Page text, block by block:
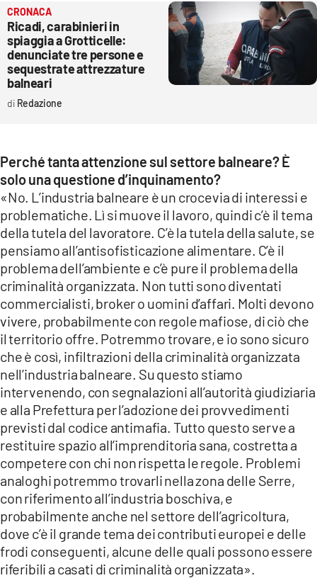
CRONACA
Ricadi, carabinieri in
spiaggia a Grotticelle:
denunciate tre persone e
sequestrate attrezzature
balneari
Redazione
Perché tanta attenzione sul settore balneare? È
solo una questione d’inquinamento?
«No. L’industria balneare è un crocevia di interessi e
problematiche. Lì si muove il lavoro, quindi c’è il tema
della tutela del lavoratore. C’è la tutela della salute, se
pensiamo all’antisofisticazione alimentare. C’è il
problema dell’ambiente e c’è pure il problema della
criminalità organizzata. Non tutti sono diventati
commercialisti, broker o uomini d’affari. Molti devono
vivere, probabilmente con regole mafiose, di ciò che
il territorio offre. Potremmo trovare, e io sono sicuro
che è così, infiltrazioni della criminalità organizzata
nell’industria balneare. Su questo stiamo
intervenendo, con segnalazioni all’autorità giudiziaria
e alla Prefettura per l’adozione dei provvedimenti
previsti dal codice antimafia. Tutto questo serve a
restituire spazio all’imprenditoria sana, costretta a
competere con chi non rispetta le regole. Problemi
analoghi potremmo trovarli nella zona delle Serre,
con riferimento all’industria boschiva, e
probabilmente anche nel settore dell’agricoltura,
dove c’è il grande tema dei contributi europei e delle
frodi conseguenti, alcune delle quali possono essere
riferibili a casati di criminalità organizzata».